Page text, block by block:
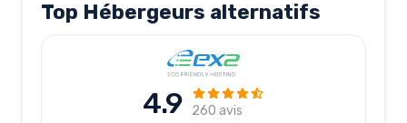
Top Hébergeurs alternatifs
4.9 260 avis